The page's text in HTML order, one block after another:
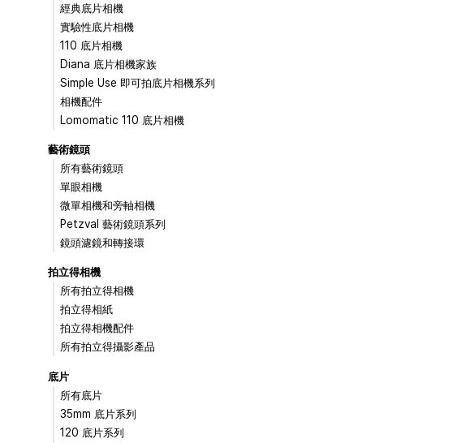
經典底片相機
實驗性底片相機
110 底片相機
Diana 底片相機家族
Simple Use 即可拍底片相機系列
相機配件
Lomomatic 110 底片相機
藝術鏡頭
所有藝術鏡頭
單眼相機
微單相機和旁軸相機
Petzval 藝術鏡頭系列
鏡頭濾鏡和轉接環
拍立得相機
所有拍立得相機
拍立得相紙
拍立得相機配件
所有拍立得攝影產品
底片
所有底片
35mm 底片系列
120 底片系列